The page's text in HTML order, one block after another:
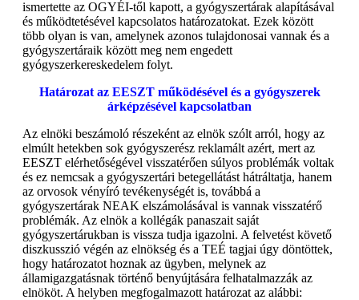
ismertette az OGYÉI-től kapott, a gyógyszertárak alapításával
és működtetésével kapcsolatos határozatokat. Ezek között
több olyan is van, amelynek azonos tulajdonosai vannak és a
gyógyszertáraik között meg nem engedett
gyógyszerkereskedelem folyt.
Határozat az EESZT működésével és a gyógyszerek
árképzésével kapcsolatban
Az elnöki beszámoló részeként az elnök szólt arról, hogy az
elmúlt hetekben sok gyógyszerész reklamált azért, mert az
EESZT elérhetőségével visszatérően súlyos problémák voltak
és ez nemcsak a gyógyszertári betegellátást hátráltatja, hanem
az orvosok vényíró tevékenységét is, továbbá a
gyógyszertárak NEAK elszámolásával is vannak visszatérő
problémák. Az elnök a kollégák panaszait saját
gyógyszertárukban is vissza tudja igazolni. A felvetést követő
diszkusszió végén az elnökség és a TEÉ tagjai úgy döntöttek,
hogy határozatot hoznak az ügyben, melynek az
államigazgatásnak történő benyújtására felhatalmazzák az
elnököt. A helyben megfogalmazott határozat az alábbi: